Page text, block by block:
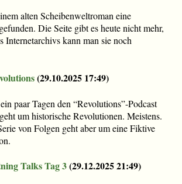
alten Scheibenweltroman eine
Die Seite gibt es heute nicht mehr,
Internetarchivs kann man sie noch
(29.10.2025 17:49)
paar Tagen den “Revolutions”-Podcast
um historische Revolutionen. Meistens.
von Folgen geht aber um eine Fiktive
Talks Tag 3(29.12.2025 21:49)